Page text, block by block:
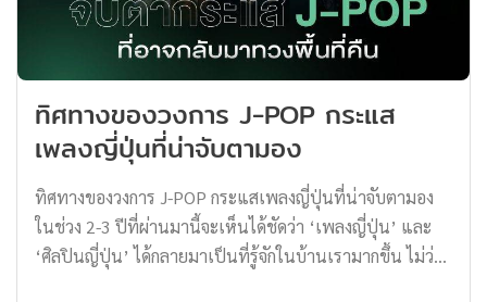
เรื่องการจัดการสต๊อกสินค้าที่ผลิตออกมามากจนเกินไปจนล้น
ตลาด จึงเกิดการแก้เกมด้วยกลยุทธ์การนำของเล่นเหล่านี้มา
ทำเป็น ‘กล่องสุ่ม’ ให้สินค้าถูกจำหน่ายออกไปได้ทั้งตัวที่ฮิต
น้อยและฮิตมาก รวมไปถึงการมองหาช่องหาจำหน่ายอื่น ๆ
เช่น แพลตฟอร์มออนไลน์ และตู้จำหน่ายสินค้าอัตโนมัติ
ทิศทางของวงการ J-POP กระแส
เพลงญี่ปุ่นที่น่าจับตามอง
ทิศทางของวงการ J-POP กระแสเพลงญี่ปุ่นที่น่าจับตามอง
ในช่วง 2-3 ปีที่ผ่านมานี้จะเห็นได้ชัดว่า ‘เพลงญี่ปุ่น’ และ
‘ศิลปินญี่ปุ่น’ ได้กลายมาเป็นที่รู้จักในบ้านเรามากขึ้น ไม่ว่า